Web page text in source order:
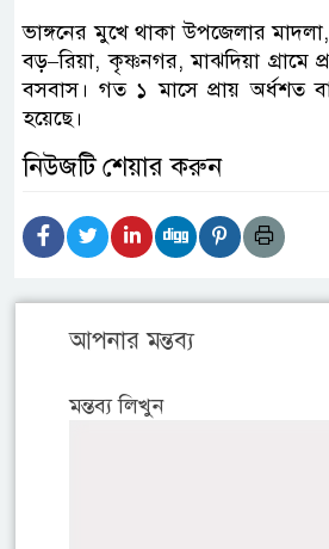
ভাঙ্গনের মুখে থাকা উপজেলার
বড়–রিয়া, কৃষ্ণনগর, মাঝদিয়া গ্রামে
বসবাস। গত ১ মাসে প্রায় অর্ধশত
হয়েছে।
নিউজটি শেয়ার করুন
আপনার মন্তব্য
মন্তব্য লিখুন